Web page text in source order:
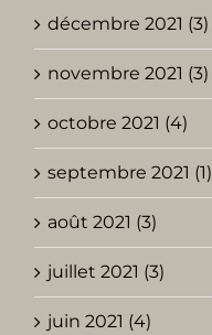
décembre 2021 (3)
novembre 2021 (3)
octobre 2021 (4)
septembre 2021 (1)
août 2021 (3)
juillet 2021 (3)
juin 2021 (4)